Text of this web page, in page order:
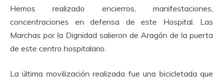
Hemos realizado encierros, manifestaciones,
concentraciones en defensa de este Hospital. Las
Marchas por la Dignidad salieron de Aragón de la puerta
de este centro hospitalario.
La última movilización realizada fue una bicicletada que